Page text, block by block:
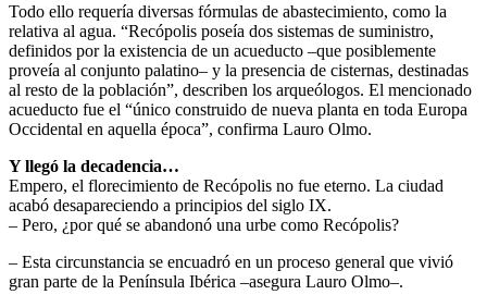
Todo ello requería diversas fórmulas de abastecimiento, como la
relativa al agua. “Recópolis poseía dos sistemas de suministro,
definidos por la existencia de un acueducto –que posiblemente
proveía al conjunto palatino– y la presencia de cisternas, destinadas
al resto de la población”, describen los arqueólogos. El mencionado
acueducto fue el “único construido de nueva planta en toda Europa
Occidental en aquella época”, confirma Lauro Olmo.
Y llegó la decadencia…
Empero, el florecimiento de Recópolis no fue eterno. La ciudad
acabó desapareciendo a principios del siglo IX.
– Pero, ¿por qué se abandonó una urbe como Recópolis?
– Esta circunstancia se encuadró en un proceso general que vivió
gran parte de la Península Ibérica –asegura Lauro Olmo–.